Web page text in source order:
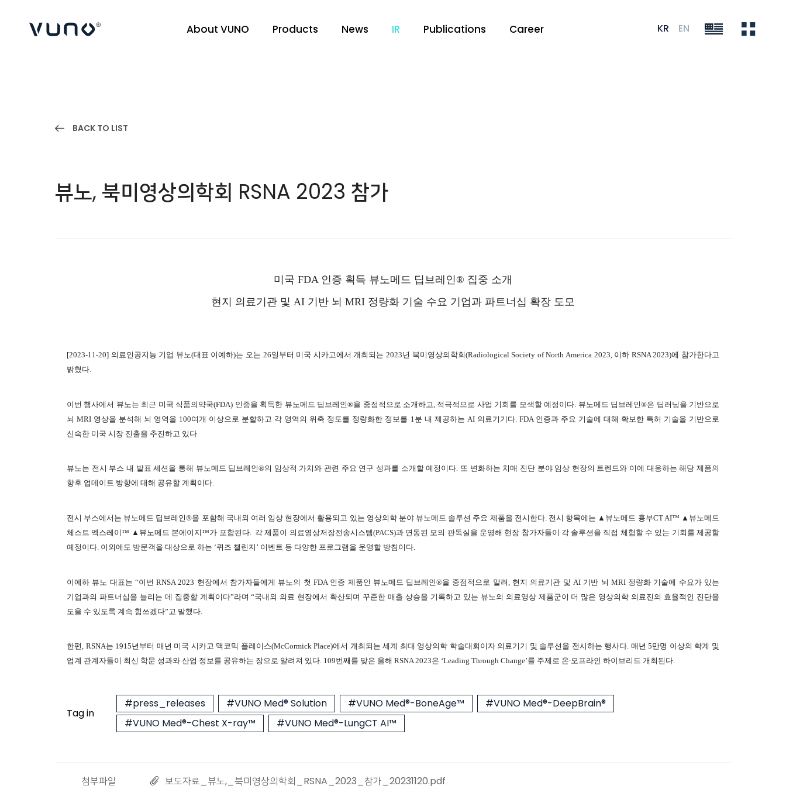
(주) 뷰노 About VUNO Products News IR Publications Career KR EN
BACK TO LIST
뷰노, 북미영상의학회 RSNA 2023 참가
미국 FDA 인증 획득 뷰노메드 딥브레인® 집중 소개
현지 의료기관 및 AI 기반 뇌 MRI 정량화 기술 수요 기업과 파트너십 확장 도모
[2023-11-20] 의료인공지능 기업 뷰노(대표 이예하)는 오는 26일부터 미국 시카고에서 개최되는 2023년 북미영상의학회(Radiological Society of North America 2023, 이하 RSNA 2023)에 참가한다고
밝혔다.
이번 행사에서 뷰노는 최근 미국 식품의약국(FDA) 인증을 획득한 뷰노메드 딥브레인®을 중점적으로 소개하고, 적극적으로 사업 기회를 모색할 예정이다. 뷰노메드 딥브레인®은 딥러닝을 기반으로
뇌 MRI 영상을 분석해 뇌 영역을 100여개 이상으로 분할하고 각 영역의 위축 정도를 정량화한 정보를 1분 내 제공하는 AI 의료기기다. FDA 인증과 주요 기술에 대해 확보한 특허 기술을 기반으로
신속한 미국 시장 진출을 추진하고 있다.
뷰노는 전시 부스 내 발표 세션을 통해 뷰노메드 딥브레인®의 임상적 가치와 관련 주요 연구 성과를 소개할 예정이다. 또 변화하는 치매 진단 분야 임상 현장의 트렌드와 이에 대응하는 해당 제품의
향후 업데이트 방향에 대해 공유할 계획이다.
전시 부스에서는 뷰노메드 딥브레인®을 포함해 국내외 여러 임상 현장에서 활용되고 있는 영상의학 분야 뷰노메드 솔루션 주요 제품을 전시한다. 전시 항목에는 ▲뷰노메드 흉부CT AI™ ▲뷰노메드
체스트 엑스레이™ ▲뷰노메드 본에이지™가 포함된다. 각 제품이 의료영상저장전송시스템(PACS)과 연동된 모의 판독실을 운영해 현장 참가자들이 각 솔루션을 직접 체험할 수 있는 기회를 제공할
예정이다. 이외에도 방문객을 대상으로 하는 ‘퀴즈 챌린지’ 이벤트 등 다양한 프로그램을 운영할 방침이다.
이예하 뷰노 대표는 “이번 RNSA 2023 현장에서 참가자들에게 뷰노의 첫 FDA 인증 제품인 뷰노메드 딥브레인®을 중점적으로 알려, 현지 의료기관 및 AI 기반 뇌 MRI 정량화 기술에 수요가 있는
기업과의 파트너십을 늘리는 데 집중할 계획이다”라며 “국내외 의료 현장에서 확산되며 꾸준한 매출 상승을 기록하고 있는 뷰노의 의료영상 제품군이 더 많은 영상의학 의료진의 효율적인 진단을
도울 수 있도록 계속 힘쓰겠다”고 말했다.
한편, RSNA는 1915년부터 매년 미국 시카고 맥코믹 플레이스(McCormick Place)에서 개최되는 세계 최대 영상의학 학술대회이자 의료기기 및 솔루션을 전시하는 행사다. 매년 5만명 이상의 학계 및
업계 관계자들이 최신 학문 성과와 산업 정보를 공유하는 장으로 알려져 있다. 109번째를 맞은 올해 RSNA 2023은 ‘Leading Through Change’를 주제로 온∙오프라인 하이브리드 개최된다.
Tag in
#press_releases #VUNO Med® Solution #VUNO Med®-BoneAge™
#VUNO Med®-DeepBrain®
#VUNO Med®-Chest X-ray™
#VUNO Med®-LungCT AI™
첨부파일 보도자료_뷰노,_북미영상의학회_RSNA_2023_참가_20231120.pdf